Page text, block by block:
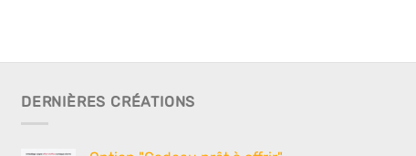
DERNIÈRES CRÉATIONS